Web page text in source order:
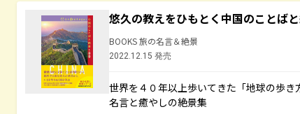
悠久の教えをひもとく中国のことば
BOOKS 旅の名言＆絶景
2022.12.15 発売
世界を４０年以上歩いてきた「地球の歩
名言と癒やしの絶景集